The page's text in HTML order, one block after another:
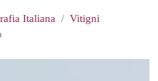
Italiana
Vitigni